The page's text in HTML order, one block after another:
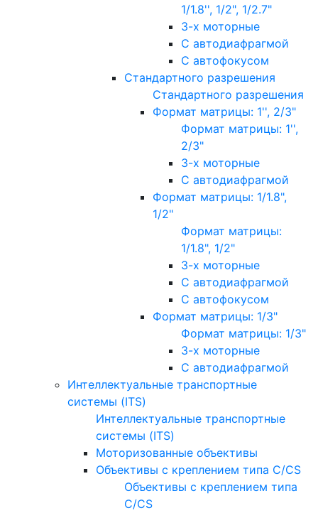
1/1.8'', 1/2", 1/2.7"
3-х моторные
С автодиафрагмой
С автофокусом
Стандартного разрешения
Стандартного разрешения
Формат матрицы: 1'', 2/3"
Формат матрицы: 1'',
2/3"
3-х моторные
С автодиафрагмой
Формат матрицы: 1/1.8",
1/2"
Формат матрицы:
1/1.8", 1/2"
3-х моторные
С автодиафрагмой
С автофокусом
Формат матрицы: 1/3"
Формат матрицы: 1/3"
3-х моторные
С автодиафрагмой
Интеллектуальные транспортные
системы (ITS)
Интеллектуальные транспортные
системы (ITS)
Моторизованные объективы
Объективы с креплением типа C/CS
Объективы с креплением типа
C/CS